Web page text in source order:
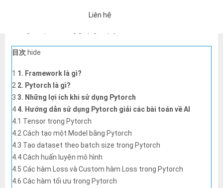
Liên hệ
dụng Pytorch giải các bài toán về AI
目次 hide
1 1. Framework là gì?
2 2. Pytorch là gì?
3 3. Những lợi ích khi sử dụng Pytorch
4 4. Hướng dẫn sử dụng Pytorch giải các bài toán về AI
4.1 Tensor trong Pytorch
4.2 Cách tạo một Model bằng Pytorch
4.3 Tạo dataset theo batch size trong Pytorch
4.4Cách huấn luyện mô hình
4.5 Các hàm Loss và Custom hàm Loss trong Pytorch
4.6 Các hàm tối ưu trong Pytorch